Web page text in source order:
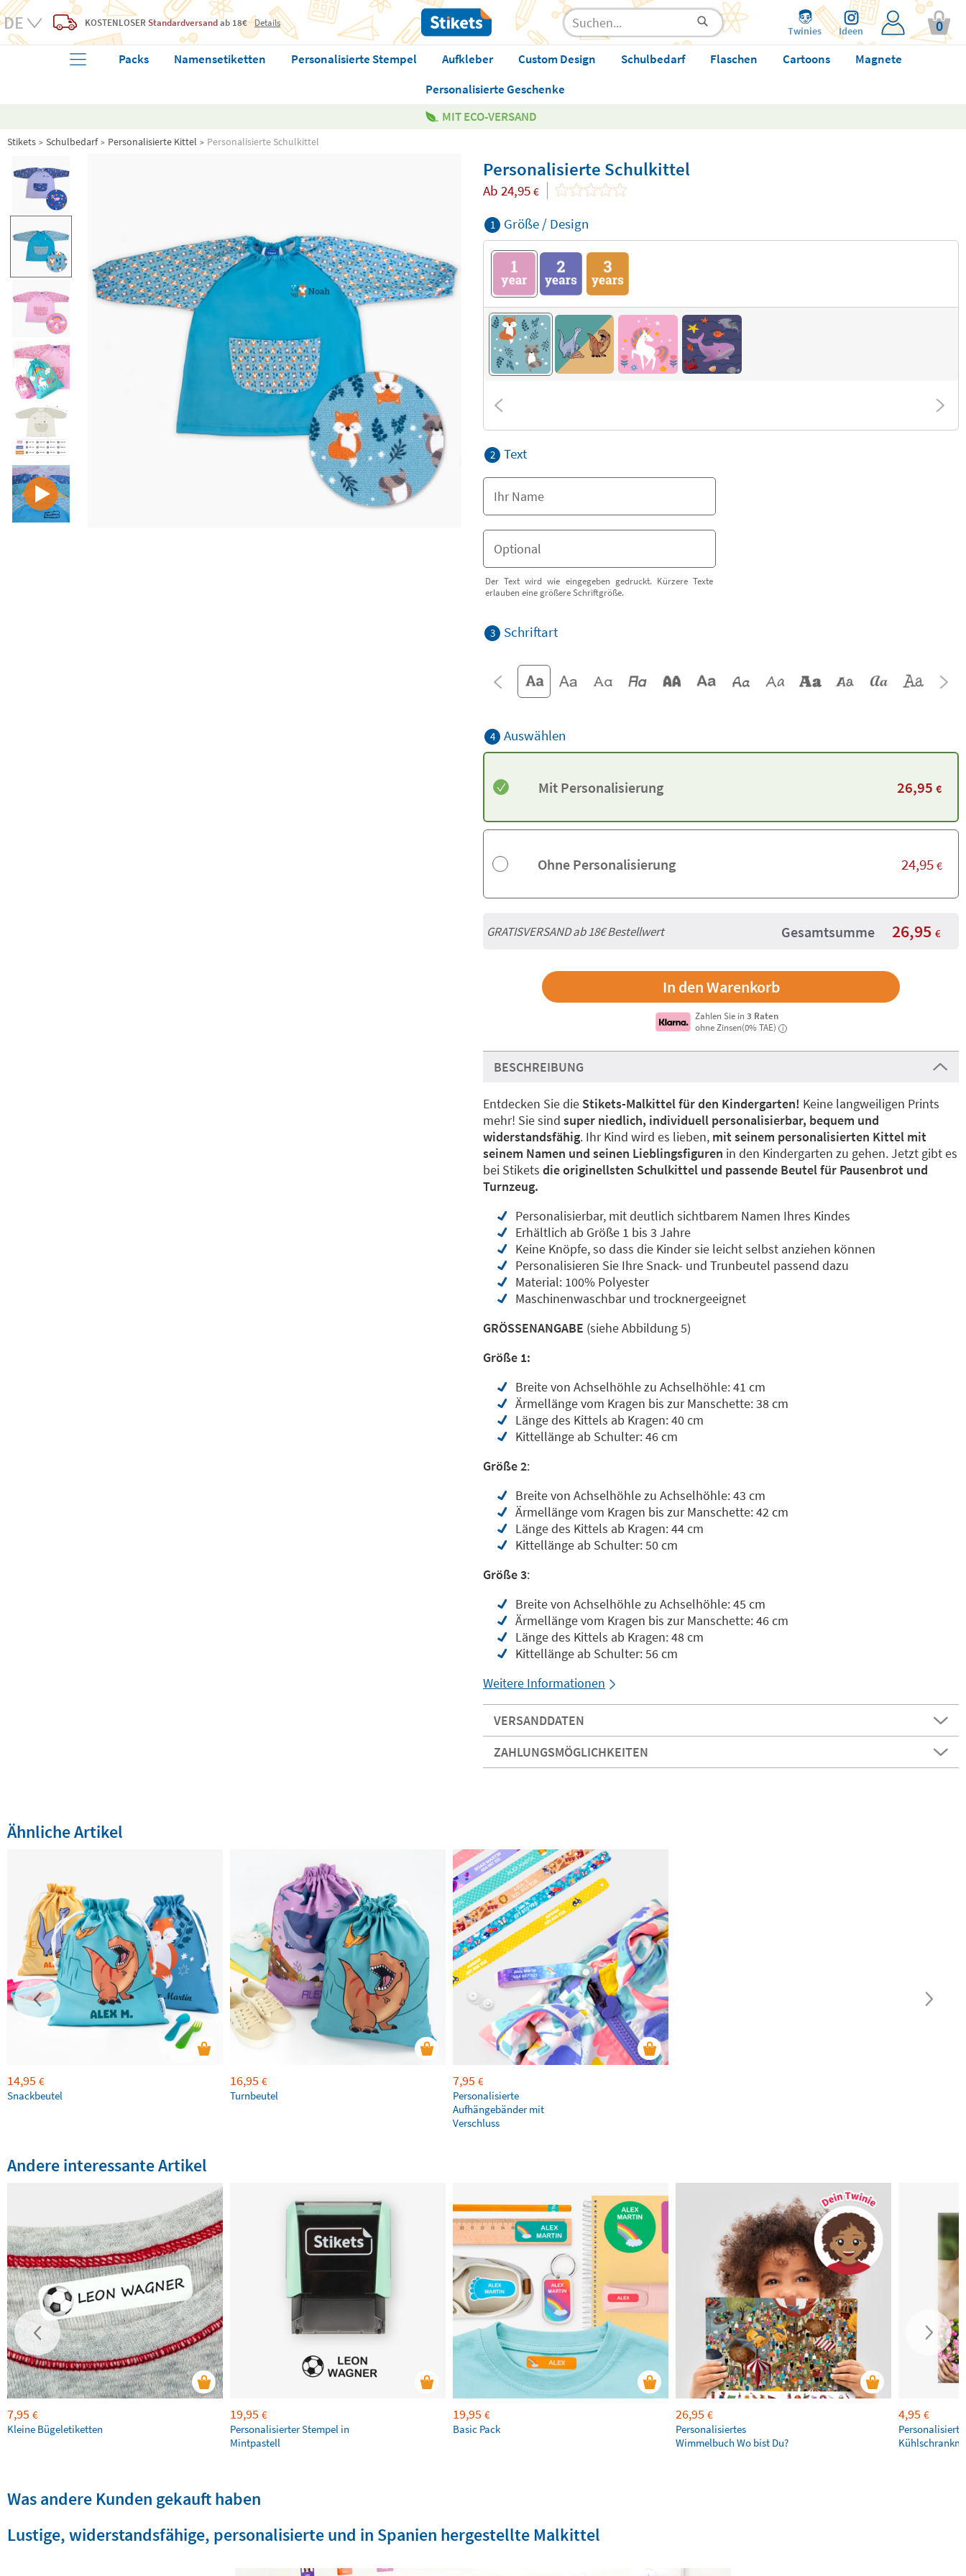
KOSTENLOSER Standardversandab 18€ Details
Twinies Ideen 0
Packs Namensetiketten Personalisierte Stempel Aufkleber Custom Design Schulbedarf Flaschen Cartoons
Magnete
Personalisierte Geschenke
MIT ECO-VERSAND
Stikets Schulbedarf Personalisierte Kittel Personalisierte Schulkittel
Personalisierte Schulkittel
Ab 24,95 €
1 Größe / Design
2 Text
Der Text wird wie eingegeben gedruckt. Kürzere Texte
erlauben eine größere Schriftgröße.
3 Schriftart
4 Auswählen
Mit Personalisierung 26,95 €
Ohne Personalisierung 24,95 €
GRATISVERSAND ab18€Bestellwert Gesamtsumme 26,95 €
Zahlen Sie in3 Raten
ohne Zinsen(0% TAE)
i
BESCHREIBUNG
Entdecken Sie die Stikets-Malkittel für den Kindergarten! Keine langweiligen Prints
mehr! Sie sind super niedlich, individuell personalisierbar, bequem und
widerstandsfähig. Ihr Kind wird es lieben, mit seinem personalisierten Kittel mit
seinem Namen und seinen Lieblingsfiguren in den Kindergarten zu gehen. Jetzt gibt es
bei Stikets die originellsten Schulkittel und passende Beutel für Pausenbrot und
Turnzeug.
Personalisierbar, mit deutlich sichtbarem Namen Ihres Kindes
Erhältlich ab Größe 1 bis 3 Jahre
Keine Knöpfe, so dass die Kinder sie leicht selbst anziehen können
Personalisieren Sie Ihre Snack- und Trunbeutel passend dazu
Material: 100% Polyester
Maschinenwaschbar und trocknergeeignet
GRÖSSENANGABE (siehe Abbildung 5)
Größe 1:
Breite von Achselhöhle zu Achselhöhle: 41 cm
Ärmellänge vom Kragen bis zur Manschette: 38 cm
Länge des Kittels ab Kragen: 40 cm
Kittellänge ab Schulter: 46 cm
Größe 2:
Breite von Achselhöhle zu Achselhöhle: 43 cm
Ärmellänge vom Kragen bis zur Manschette: 42 cm
Länge des Kittels ab Kragen: 44 cm
Kittellänge ab Schulter: 50 cm
Größe 3:
Breite von Achselhöhle zu Achselhöhle: 45 cm
Ärmellänge vom Kragen bis zur Manschette: 46 cm
Länge des Kittels ab Kragen: 48 cm
Kittellänge ab Schulter: 56 cm
Weitere Informationen
VERSANDDATEN
ZAHLUNGSMÖGLICHKEITEN
Ähnliche Artikel
14,95 €
Snackbeutel
16,95 €
Turnbeutel
7,95 €
Personalisierte
Aufhängebänder mit
Verschluss
Andere interessante Artikel
7,95 €
Kleine Bügeletiketten
19,95 €
Personalisierter Stempel in
Mintpastell
19,95 €
Basic Pack
26,95 €
Personalisiertes
Wimmelbuch Wo bist Du?
4,95 €
Was andere Kunden gekauft haben
Lustige, widerstandsfähige, personalisierte und in Spanien hergestellte Malkittel